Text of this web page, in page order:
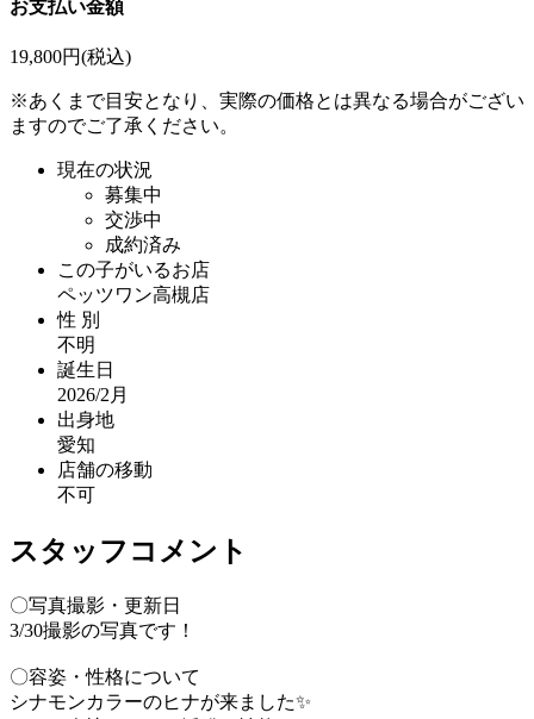
お支払い金額
19,800円(税込)
※あくまで目安となり、実際の価格とは異なる場合がござい
ますのでご了承ください。
現在の状況
募集中
交渉中
成約済み
この子がいるお店
ペッツワン高槻店
性 別
不明
誕生日
2026/2月
出身地
愛知
店舗の移動
不可
スタッフコメント
〇写真撮影・更新日
3/30撮影の写真です！
〇容姿・性格について
シナモンカラーのヒナが来ました✨